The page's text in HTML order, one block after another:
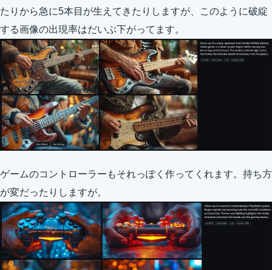
たりから急に5本目が生えてきたりしますが、このように破綻
する画像の出現率はだいぶ下がってます。
ゲームのコントローラーもそれっぽく作ってくれます。持ち方
が変だったりしますが。